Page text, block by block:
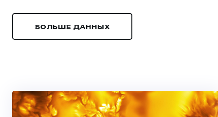
БОЛЬШЕ ДАННЫХ